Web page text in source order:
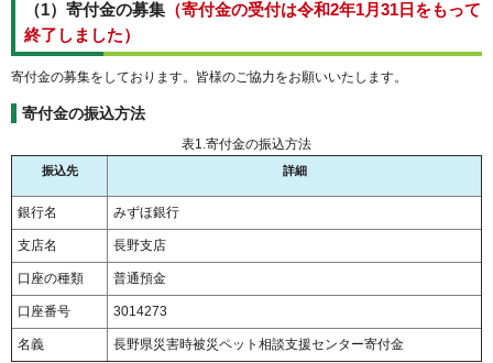
（1）寄付金の募集 （寄付金の受付は令和2年1月31日をもって
終了しました）
寄付金の募集をしております。皆様のご協力をお願いいたします。
寄付金の振込方法
表1.寄付金の振込方法
振込先 詳細
銀行名 みずほ銀行
支店名 長野支店
口座の種類 普通預金
口座番号 3014273
名義
長野県災害時被災ペット相談支援センター寄付金